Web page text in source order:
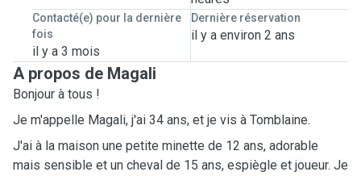
Contacté(e) pour la dernière
fois
il y a 3 mois
Dernière réservation
il y a environ 2 ans
A propos de Magali
Bonjour à tous !
Je m'appelle Magali, j'ai 34 ans, et je vis à Tomblaine.
J'ai à la maison une petite minette de 12 ans, adorable
mais sensible et un cheval de 15 ans, espiègle et joueur. Je